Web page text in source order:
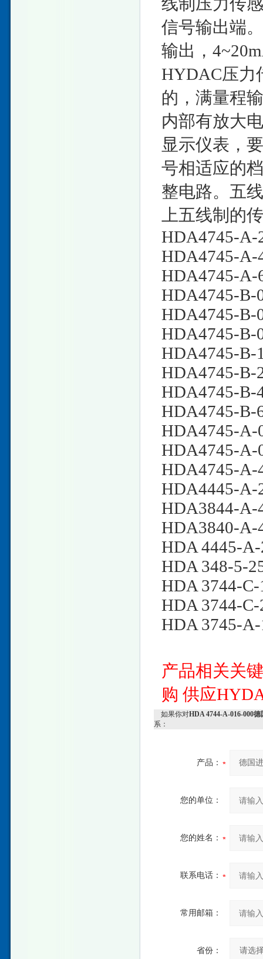
信号输出端
输出，
HYDAC压力
的，满量程
内部有放大
显示仪表，
号相适应的
整电路。五
上五线制的
HDA4745-A-
HDA4745-A-
HDA4745-A-
HDA4745-B-
HDA4745-B-
HDA4745-B-
HDA4745-B-
HDA4745-B-
HDA4745-B-
HDA4745-B-
HDA4745-A-
HDA4745-A-
HDA4745-A-
HDA4445-A-
HDA3844-A-
HDA3840-A-
HDA 4445-
HDA 348-5-
HDA 3744-
HDA 3744-
HDA 3745-
产品相关关
购 供应
如果你对HDA 4744-A-016-000
系：
产品：
您的单位：
您的姓名：
联系电话：
常用邮箱：
省份：